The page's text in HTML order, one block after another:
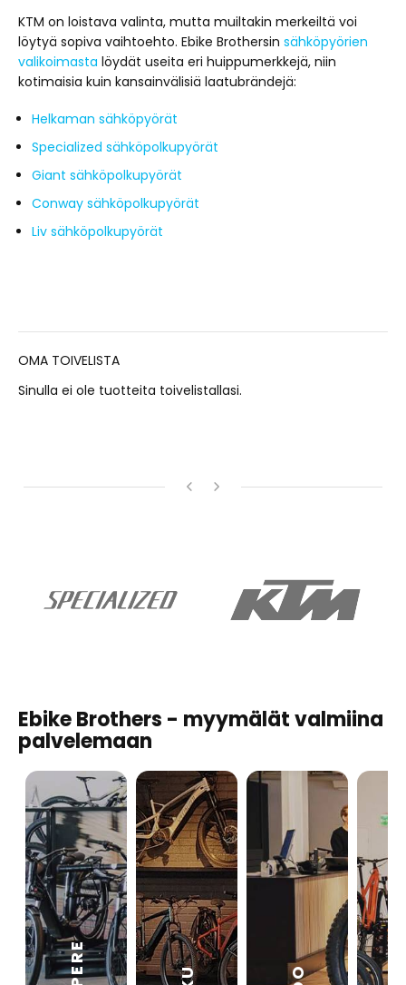
KTM on loistava valinta, mutta muiltakin merkeiltä voi
löytyä sopiva vaihtoehto. Ebike Brothersin sähköpyörien
valikoimasta löydät useita eri huippumerkkejä, niin
kotimaisia kuin kansainvälisiä laatubrändejä:
Helkaman sähköpyörät
Specialized sähköpolkupyörät
Giant sähköpolkupyörät
Conway sähköpolkupyörät
Liv sähköpolkupyörät
OMA TOIVELISTA
Sinulla ei ole tuotteita toivelistallasi.
Ebike Brothers - myymälät valmiina
palvelemaan